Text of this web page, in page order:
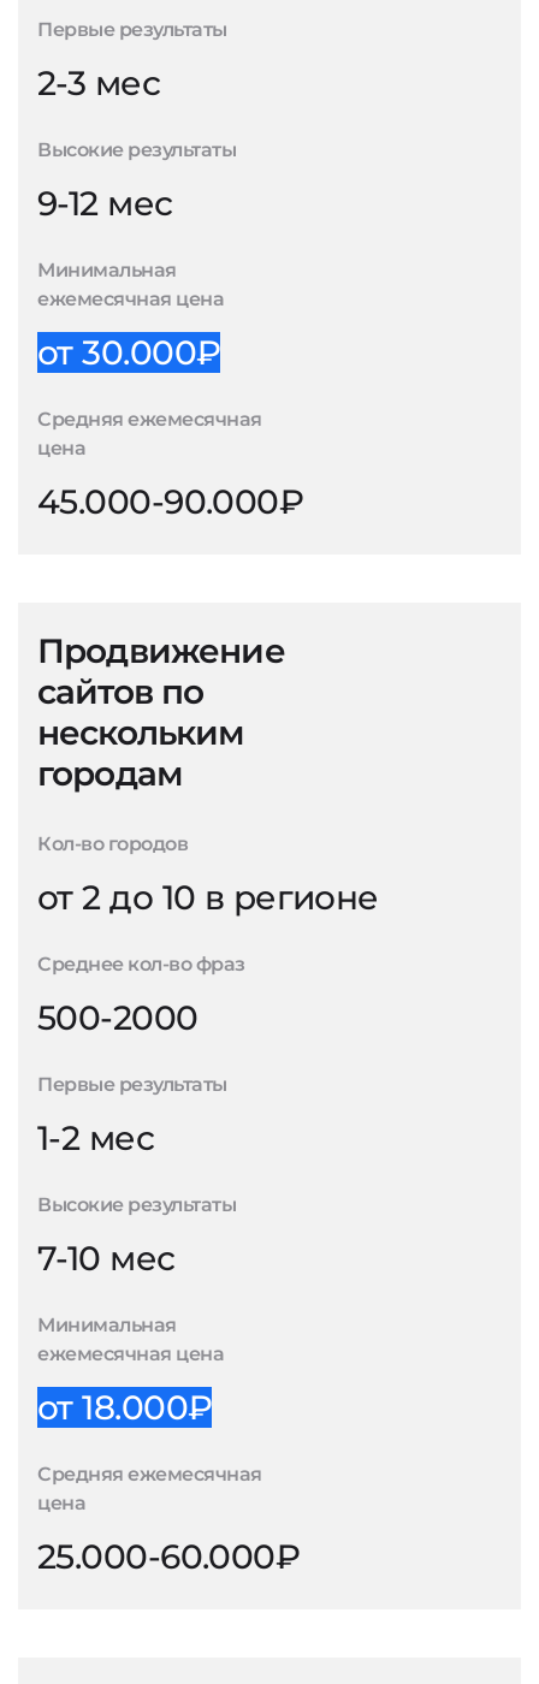
Первые результаты
2-3 мес
Высокие результаты
9-12 мес
Минимальная
ежемесячная цена
от 30.000₽
Средняя ежемесячная
цена
45.000-90.000₽
Продвижение
сайтов по
нескольким
городам
Кол-во городов
от 2 до 10 в регионе
Среднее кол-во фраз
500-2000
Первые результаты
1-2 мес
Высокие результаты
7-10 мес
Минимальная
ежемесячная цена
от 18.000₽
Средняя ежемесячная
цена
25.000-60.000₽